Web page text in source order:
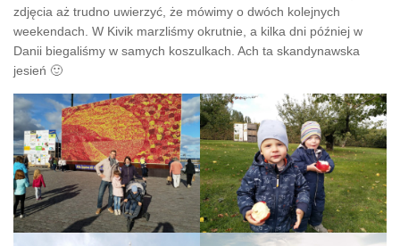
zdjęcia aż trudno uwierzyć, że mówimy o dwóch kolejnych
weekendach. W Kivik marzliśmy okrutnie, a kilka dni później w
Danii biegaliśmy w samych koszulkach. Ach ta skandynawska
jesień 🙂